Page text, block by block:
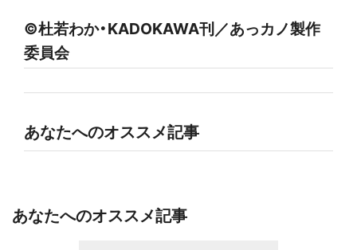
©杜若わか・KADOKAWA刊／あっカノ製作
委員会
あなたへのオススメ記事
あなたへのオススメ記事